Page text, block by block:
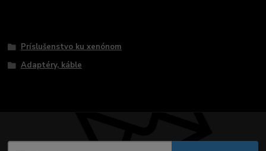
Príslušenstvo ku xenónom
Adaptéry, káble